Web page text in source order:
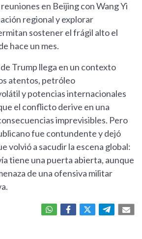
en Beijing con Wang Yi
regional y explorar
sostener el frágil alto el
hace un mes.
Trump llega en un contexto
atentos, petróleo
y potencias internacionales
el conflicto derive en una
imprevisibles. Pero
fue contundente y dejó
volvió a sacudir la escena global:
tiene una puerta abierta, aunque
de una ofensiva militar